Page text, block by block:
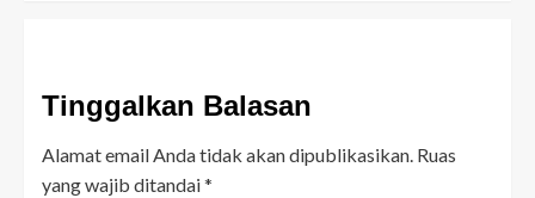
Tinggalkan Balasan
Alamat email Anda tidak akan dipublikasikan. Ruas
yang wajib ditandai*